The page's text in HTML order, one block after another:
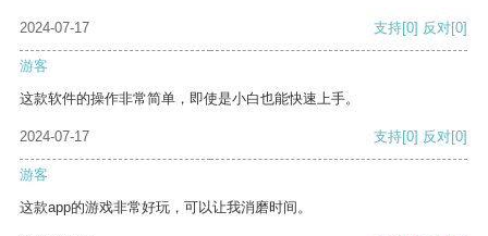
2024-07-17 支持[0] 反对[0]
游客
这款软件的操作非常简单，即使是小白也能快速上手。
2024-07-17 支持[0] 反对[0]
游客
这款app的游戏非常好玩，可以让我消磨时间。